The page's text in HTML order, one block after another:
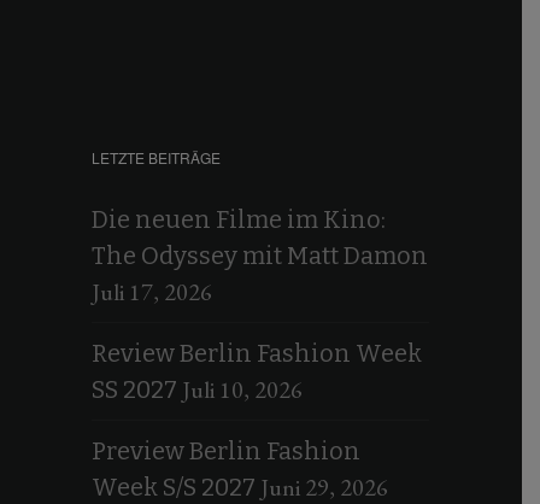
LETZTE BEITRÄGE
Die neuen Filme im Kino:
The Odyssey mit Matt Damon
Juli 17, 2026
Review Berlin Fashion Week
SS 2027 Juli 10, 2026
Preview Berlin Fashion
Week S/S 2027 Juni 29, 2026